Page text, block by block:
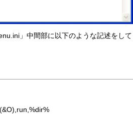
」中間部に以下のような記述をして